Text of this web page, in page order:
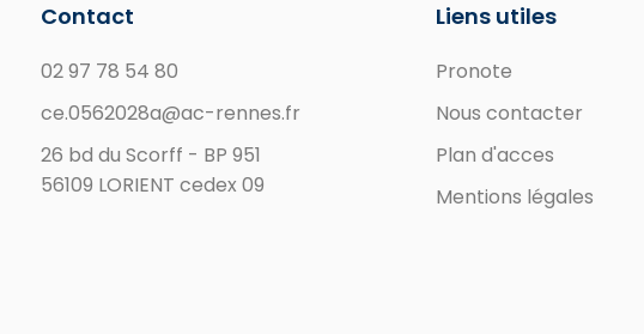
Contact
02 97 78 54 80
ce.0562028a@ac-rennes.fr
26 bd du Scorff - BP 951
56109 LORIENT cedex 09
Liens utiles
Pronote
Nous contacter
Plan d'acces
Mentions légales